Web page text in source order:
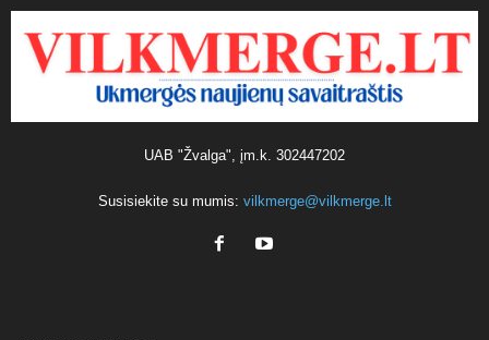
UAB "Žvalga", įm.k. 302447202
Susisiekite su mumis: vilkmerge@vilkmerge.lt